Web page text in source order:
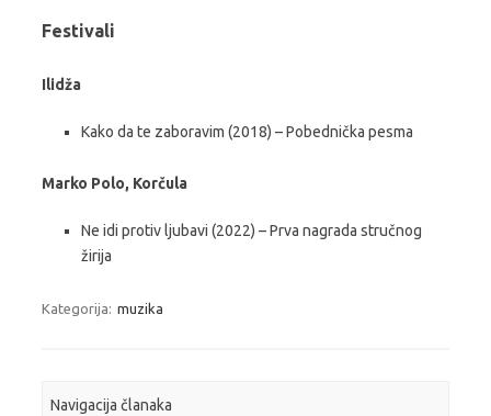
Festivali
Ilidža
Kako da te zaboravim (2018) – Pobednička pesma
Marko Polo, Korčula
Ne idi protiv ljubavi (2022) – Prva nagrada stručnog
žirija
Kategorija: muzika
Navigacija članaka